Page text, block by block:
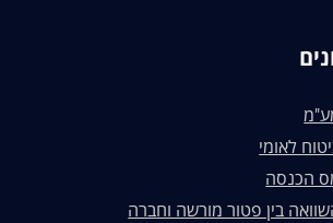
לאומי
הכנסה
בין פטור מורשה וחברה